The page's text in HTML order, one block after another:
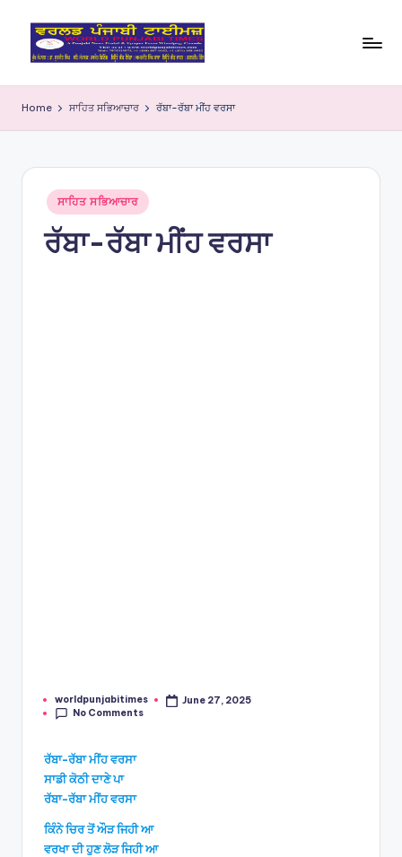
o
rl
d
nj
Home ਸਾਹਿਤ ਸਭਿਆਚਾਰ ਰੱਬਾ-ਰੱਬਾ ਮੀਂਹ ਵਰਸਾ
Posted
in
ਸਾਹਿਤ ਸਭਿਆਚਾਰ
ਰੱਬਾ-ਰੱਬਾ ਮੀਂਹ ਵਰਸਾ
Posted
by
worldpunjabitimes
June 27, 2025
No Comments
ਰੱਬਾ-ਰੱਬਾ ਮੀਂਹ ਵਰਸਾ
ਸਾਡੀ ਕੋਠੀ ਦਾਣੇ ਪਾ
ਰੱਬਾ-ਰੱਬਾ ਮੀਂਹ ਵਰਸਾ
ਕਿੰਨੇ ਚਿਰ ਤੋਂ ਔੜ ਜਿਹੀ ਆ
ਵਰਖਾ ਦੀ ਹੁਣ ਲੋੜ ਜਿਹੀ ਆ